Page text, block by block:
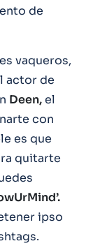
de
vaqueros,
actor de
Deen,el
con
es que
quitarte
ipso